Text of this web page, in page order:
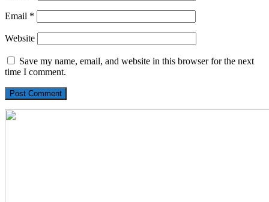
Email *
Website
Save my name, email, and website in this browser for the next
time I comment.